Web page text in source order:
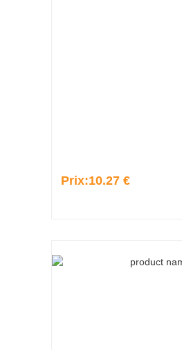
Prix:10.27 €